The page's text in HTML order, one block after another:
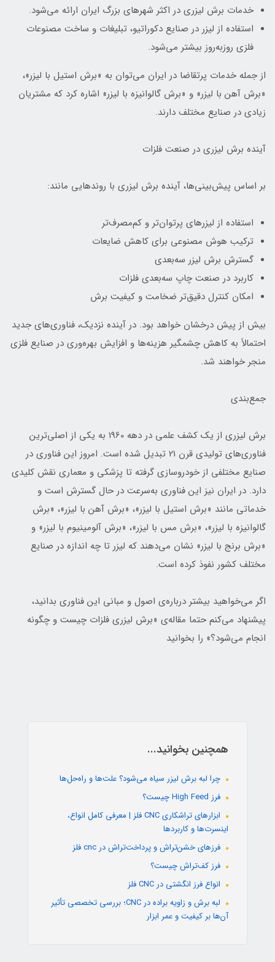
خدمات برش لیزری در اکثر شهرهای بزرگ ایران ارائه می‌شود.
استفاده از لیزر در صنایع دکوراتیو، تبلیغات و ساخت مصنوعات
فلزی روزبه‌روز بیشتر می‌شود.
از جمله خدمات پرتقاضا در ایران می‌توان به «برش استیل با لیزر»،
«برش آهن با لیزر» و «برش گالوانیزه با لیزر» اشاره کرد که مشتریان
زیادی در صنایع مختلف دارند.
آینده برش لیزری در صنعت فلزات
بر اساس پیش‌بینی‌ها، آینده برش لیزری با روندهایی مانند:
استفاده از لیزرهای پرتوان‌تر و کم‌مصرف‌تر
ترکیب هوش مصنوعی برای کاهش ضایعات
گسترش برش لیزر سه‌بعدی
کاربرد در صنعت چاپ سه‌بعدی فلزات
امکان کنترل دقیق‌تر ضخامت و کیفیت برش
بیش از پیش درخشان خواهد بود. در آینده نزدیک، فناوری‌های جدید
احتمالاً به کاهش چشمگیر هزینه‌ها و افزایش بهره‌وری در صنایع فلزی
منجر خواهند شد.
جمع‌بندی
برش لیزری از یک کشف علمی در دهه 1960 به یکی از اصلی‌ترین
فناوری‌های تولیدی قرن 21 تبدیل شده است. امروز این فناوری در
صنایع مختلفی از خودروسازی گرفته تا پزشکی و معماری نقش کلیدی
دارد. در ایران نیز این فناوری به‌سرعت در حال گسترش است و
خدماتی مانند «برش استیل با لیزر»، «برش آهن با لیزر»، «برش
گالوانیزه با لیزر»، «برش مس با لیزر»، «برش آلومینیوم با لیزر» و
«برش برنج با لیزر» نشان می‌دهند که لیزر تا چه اندازه در صنایع
مختلف کشور نفوذ کرده است.
اگر می‌خواهید بیشتر درباره‌ی اصول و مبانی این فناوری بدانید،
پیشنهاد می‌کنم حتما مقاله‌ی «برش لیزری فلزات چیست و چگونه
انجام می‌شود؟» را بخوانید
همچنین بخوانید...
چرا لبه برش لیزر سیاه می‌شود؟ علت‌ها و راه‌حل‌ها
فرز High Feed چیست؟
ابزارهای تراشکاری CNC فلز | معرفی کامل انواع،
اینسرت‌ها و کاربردها
فرزهای خشن‌تراش و پرداخت‌تراش در cnc فلز
فرز کف‌تراش چیست؟
انواع فرز انگشتی در CNC فلز
لبه برش و زاویه براده در CNC؛ بررسی تخصصی تأثیر
آن‌ها بر کیفیت و عمر ابزار